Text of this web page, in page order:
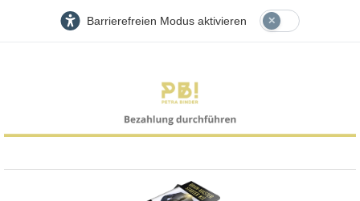
Barrierefreien Modus aktivieren